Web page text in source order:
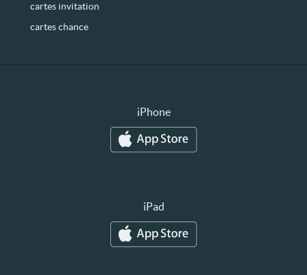
cartes invitation
cartes chance
iPhone
iPad